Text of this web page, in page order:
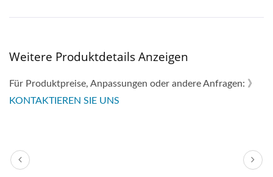
Weitere Produktdetails Anzeigen
Für Produktpreise, Anpassungen oder andere Anfragen: 》
KONTAKTIEREN SIE UNS